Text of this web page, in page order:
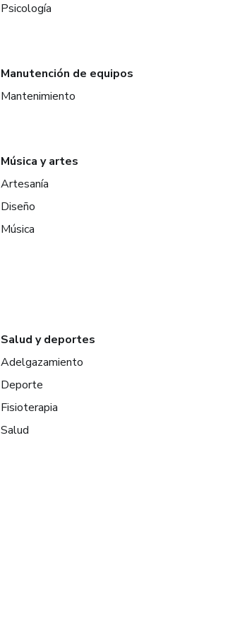
Psicología
Manutención de equipos
Mantenimiento
Música y artes
Artesanía
Diseño
Música
Salud y deportes
Adelgazamiento
Deporte
Fisioterapia
Salud